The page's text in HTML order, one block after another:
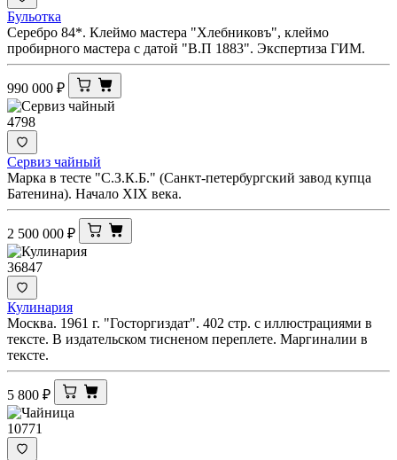
Бульотка
Серебро 84*. Клеймо мастера "Хлебниковъ", клеймо
пробирного мастера с датой "В.П 1883". Экспертиза ГИМ.
990 000 ₽
4798
Сервиз чайный
Марка в тесте "С.З.К.Б." (Санкт-петербургский завод купца
Батенина). Начало XIX века.
2 500 000 ₽
36847
Кулинария
Москва. 1961 г. "Госторгиздат". 402 стр. с иллюстрациями в
тексте. В издательском тисненом переплете. Маргиналии в
тексте.
5 800 ₽
10771